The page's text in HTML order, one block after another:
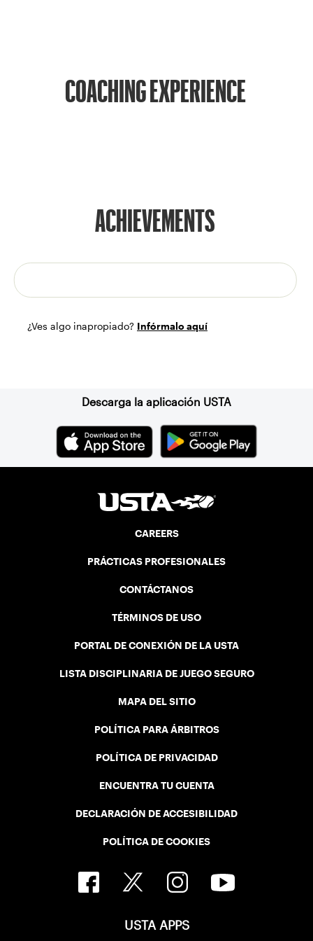
COACHING EXPERIENCE
ACHIEVEMENTS
¿Ves algo inapropiado? Infórmalo aquí
Descarga la aplicación USTA
CAREERS
PRÁCTICAS PROFESIONALES
CONTÁCTANOS
TÉRMINOS DE USO
PORTAL DE CONEXIÓN DE LA USTA
LISTA DISCIPLINARIA DE JUEGO SEGURO
MAPA DEL SITIO
POLÍTICA PARA ÁRBITROS
POLÍTICA DE PRIVACIDAD
ENCUENTRA TU CUENTA
DECLARACIÓN DE ACCESIBILIDAD
POLÍTICA DE COOKIES
USTA APPS